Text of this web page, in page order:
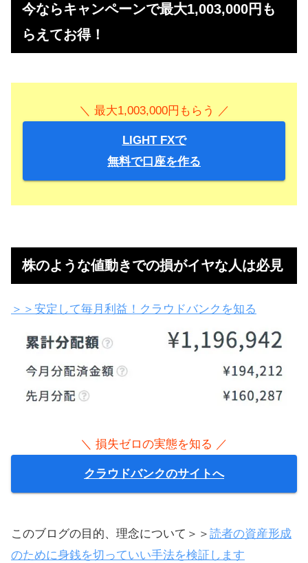
＞＞1000円もらう！（上場企業のサイトにて）
今ならキャンペーンで最大1,003,000円も
らえてお得！
＼ 最大1,003,000円もらう ／
無料で口座を作る
＞＞安定して毎月利益！クラウドバンクを知る